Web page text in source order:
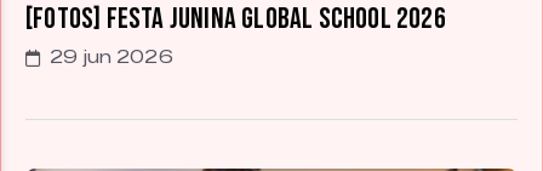
[FOTOS] Festa Junina Global School 2026
29 jun 2026